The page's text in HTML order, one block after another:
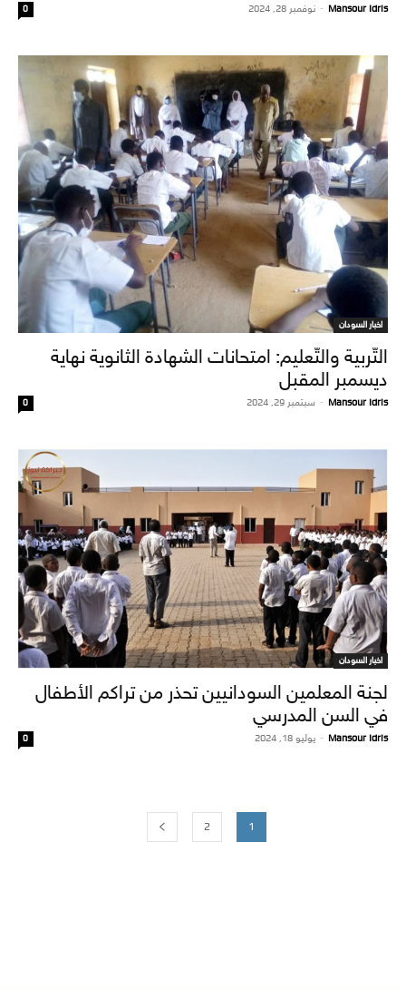
Mansour Idris
- نوفمبر 28, 2024 0
اخبار السودان
التّربية والتّعليم: امتحانات الشهادة الثانوية نهاية
ديسمبر المقبل
Mansour Idris
- سبتمبر 29, 2024 0
اخبار السودان
لجنة المعلمين السودانيين تحذر من تراكم الأطفال
في السن المدرسي
Mansour Idris
- يوليو 18, 2024 0
1
2